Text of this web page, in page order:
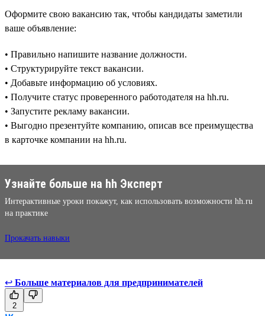
Оформите свою вакансию так, чтобы кандидаты заметили
ваше объявление:
• Правильно напишите название должности.
• Структурируйте текст вакансии.
• Добавьте информацию об условиях.
• Получите статус проверенного работодателя на hh.ru.
• Запустите рекламу вакансии.
• Выгодно презентуйте компанию, описав все преимущества
в карточке компании на hh.ru.
Узнайте больше на hh Эксперт
Интерактивные уроки покажут, как использовать возможности hh.ru
на практике
Прокачать навыки
↩ Больше материалов для предпринимателей
2